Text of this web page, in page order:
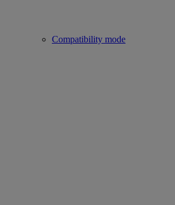
Compatibility mode